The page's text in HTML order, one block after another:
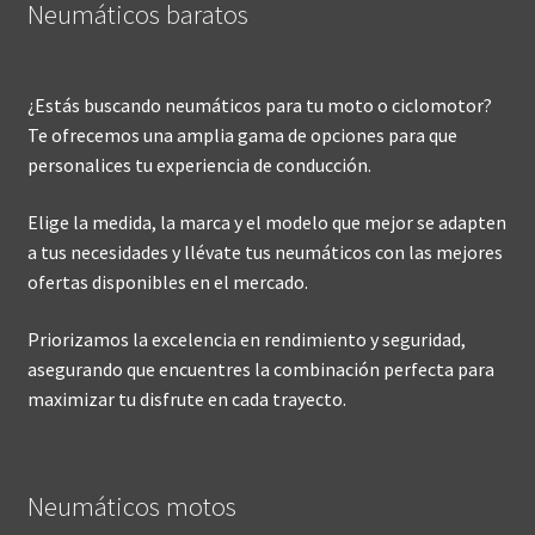
Neumáticos baratos
¿Estás buscando neumáticos para tu moto o ciclomotor?
Te ofrecemos una amplia gama de opciones para que
personalices tu experiencia de conducción.
Elige la medida, la marca y el modelo que mejor se adapten
a tus necesidades y llévate tus neumáticos con las mejores
ofertas disponibles en el mercado.
Priorizamos la excelencia en rendimiento y seguridad,
asegurando que encuentres la combinación perfecta para
maximizar tu disfrute en cada trayecto.
Neumáticos motos